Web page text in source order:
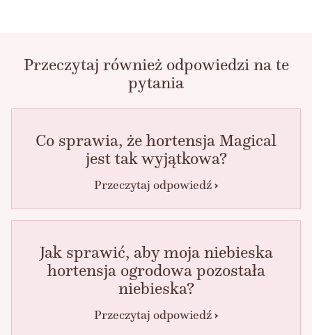
Przeczytaj również odpowiedzi na te
pytania
Co sprawia, że hortensja Magical
jest tak wyjątkowa?
Przeczytaj odpowiedź
Jak sprawić, aby moja niebieska
hortensja ogrodowa pozostała
niebieska?
Przeczytaj odpowiedź